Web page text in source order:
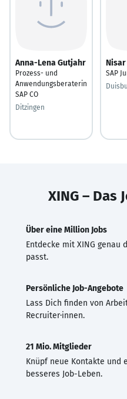
Anna-Lena Gutjahr
Prozess- und
Anwendungsberaterin
SAP CO
Ditzingen
SAP
XING – Das
Über eine Million Jobs
Entdecke mit XING genau
passt.
Persönliche Job-Angebote
Lass Dich finden von
Recruiter·innen.
21 Mio. Mitglieder
Knüpf neue Kontakte und
besseres Job-Leben.